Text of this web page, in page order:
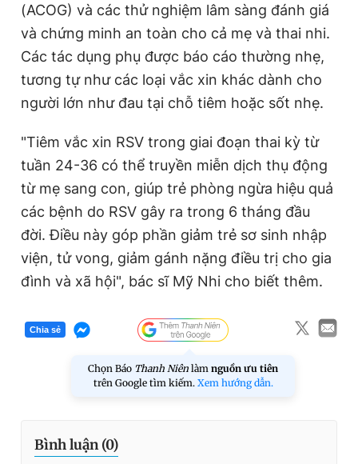
(ACOG) và các thử nghiệm lâm sàng đánh giá
và chứng minh an toàn cho cả mẹ và thai nhi.
Các tác dụng phụ được báo cáo thường nhẹ,
tương tự như các loại vắc xin khác dành cho
người lớn như đau tại chỗ tiêm hoặc sốt nhẹ.
"Tiêm vắc xin RSV trong giai đoạn thai kỳ từ
tuần 24-36 có thể truyền miễn dịch thụ động
từ mẹ sang con, giúp trẻ phòng ngừa hiệu quả
các bệnh do RSV gây ra trong 6 tháng đầu
đời. Điều này góp phần giảm trẻ sơ sinh nhập
viện, tử vong, giảm gánh nặng điều trị cho gia
đình và xã hội", bác sĩ Mỹ Nhi cho biết thêm.
Chia sẻ
Chọn Báo Thanh Niên làm nguồn ưu tiên
trên Google tìm kiếm. Xem hướng dẫn.
Bình luận (0)